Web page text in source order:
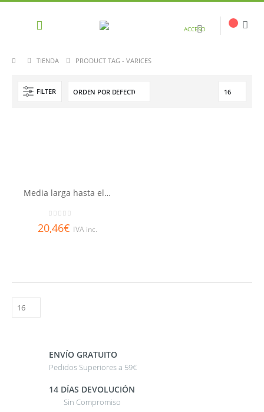
ACCESO
TIENDA PRODUCT TAG - VARICES
FILTER
Media larga hasta el muslo con blonda Compresión Normal Varisan
20,46€ IVA inc.
ENVÍO GRATUITO
Pedidos Superiores a 59€
14 DÍAS DEVOLUCIÓN
Sin Compromiso